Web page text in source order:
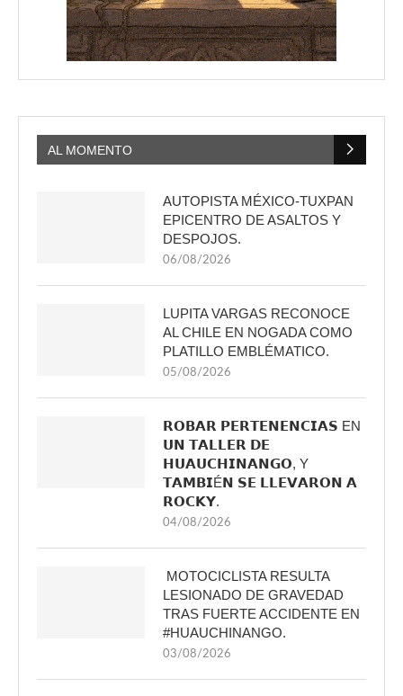
AL MOMENTO
AUTOPISTA MÉXICO-TUXPAN
EPICENTRO DE ASALTOS Y
DESPOJOS.
06/08/2026
LUPITA VARGAS RECONOCE
AL CHILE EN NOGADA COMO
PLATILLO EMBLÉMATICO.
05/08/2026
𝗥𝗢𝗕𝗔𝗥 𝗣𝗘𝗥𝗧𝗘𝗡𝗘𝗡𝗖𝗜𝗔𝗦 EN
𝗨𝗡 𝗧𝗔𝗟𝗟𝗘𝗥 𝗗𝗘
𝗛𝗨𝗔𝗨𝗖𝗛𝗜𝗡𝗔𝗡𝗚𝗢, Y
𝗧𝗔𝗠𝗕𝗜É𝗡 𝗦𝗘 𝗟𝗟𝗘𝗩𝗔𝗥𝗢𝗡 𝗔
𝗥𝗢𝗖𝗞𝗬.
04/08/2026
MOTOCICLISTA RESULTA
LESIONADO DE GRAVEDAD
TRAS FUERTE ACCIDENTE EN
#HUAUCHINANGO.
03/08/2026